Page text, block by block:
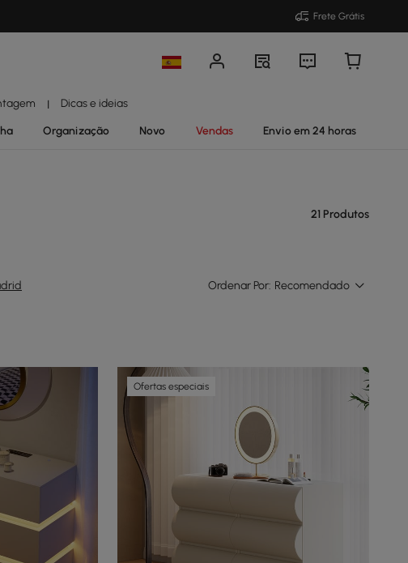
Frete Grátis
| Dicas e ideias
Organização Novo Vendas Envio em 24 horas
21 Produtos
Ordenar Por: Recomendado
Ofertas especiais